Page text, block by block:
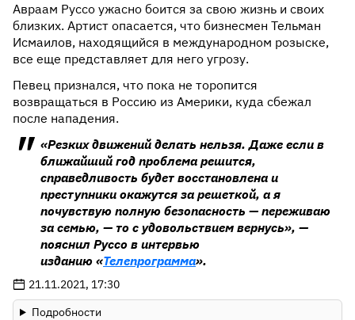
Авраам Руссо ужасно боится за свою жизнь и своих
близких. Артист опасается, что бизнесмен Тельман
Исмаилов, находящийся в международном розыске,
все еще представляет для него угрозу.
Певец признался, что пока не торопится
возвращаться в Россию из Америки, куда сбежал
после нападения.
«Резких движений делать нельзя. Даже если в
ближайший год проблема решится,
справедливость будет восстановлена и
преступники окажутся за решеткой, а я
почувствую полную безопасность — переживаю
за семью, — то с удовольствием вернусь», —
пояснил Руссо в интервью
изданию «Телепрограмма».
21.11.2021, 17:30
Подробности